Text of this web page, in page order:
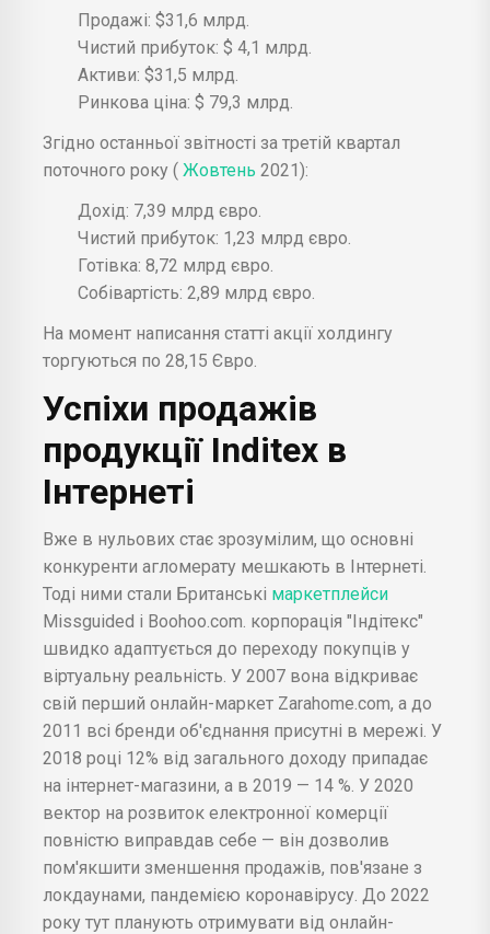
Продажі: $31,6 млрд.
Чистий прибуток: $ 4,1 млрд.
Активи: $31,5 млрд.
Ринкова ціна: $ 79,3 млрд.
Згідно останньої звітності за третій квартал
поточного року ( Жовтень 2021):
Дохід: 7,39 млрд євро.
Чистий прибуток: 1,23 млрд євро.
Готівка: 8,72 млрд євро.
Собівартість: 2,89 млрд євро.
На момент написання статті акції холдингу
торгуються по 28,15 Євро.
Успіхи продажів
продукції Inditex в
Інтернеті
Вже в нульових стає зрозумілим, що основні
конкуренти агломерату мешкають в Інтернеті.
Тоді ними стали Британські маркетплейси
Missguided і Boohoo.com. корпорація "Індітекс"
швидко адаптується до переходу покупців у
віртуальну реальність. У 2007 вона відкриває
свій перший онлайн-маркет Zarahome.com, а до
2011 всі бренди об'єднання присутні в мережі. У
2018 році 12% від загального доходу припадає
на інтернет-магазини, а в 2019 — 14 %. У 2020
вектор на розвиток електронної комерції
повністю виправдав себе — він дозволив
пом'якшити зменшення продажів, пов'язане з
локдаунами, пандемією коронавірусу. До 2022
року тут планують отримувати від онлайн-